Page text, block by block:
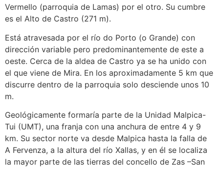
Vermello (parroquia de Lamas) por el otro. Su cumbre
es el Alto de Castro (271 m).
Está atravesada por el río do Porto (o Grande) con
dirección variable pero predominantemente de este a
oeste. Cerca de la aldea de Castro ya se ha unido con
el que viene de Mira. En los aproximadamente 5 km que
discurre dentro de la parroquia solo desciende unos 10
m.
Geológicamente formaría parte de la Unidad Malpica-
Tui (UMT), una franja con una anchura de entre 4 y 9
km. Su sector norte va desde Malpica hasta la falla de
A Fervenza, a la altura del río Xallas, y en él se localiza
la mayor parte de las tierras del concello de Zas –San